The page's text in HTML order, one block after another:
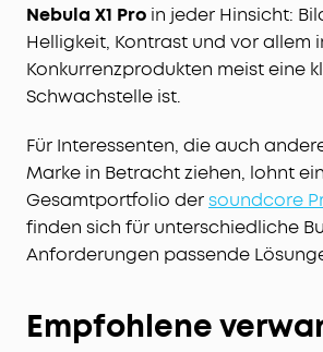
Nebula X1 Pro in jeder Hinsicht:
Helligkeit, Kontrast und vor allem
Konkurrenzprodukten meist eine
Schwachstelle ist.
Für Interessenten, die auch
Marke in Betracht ziehen, lohnt
Gesamtportfolio dersoundcore
finden sich für unterschiedliche
Anforderungen passende
Empfohlene